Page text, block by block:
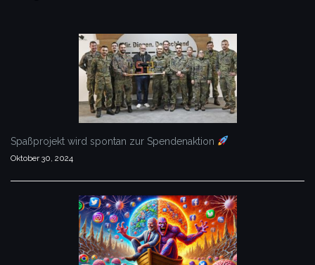
Spaßprojekt wird spontan zur Spendenaktion
Oktober 30, 2024